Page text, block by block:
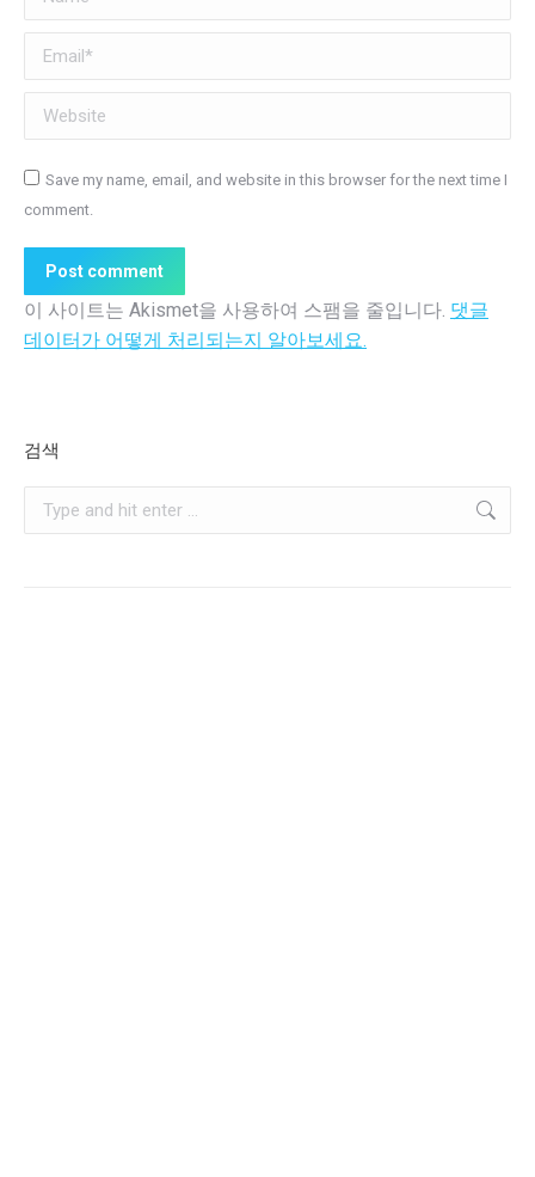
Email *
Website
Save my name, email, and website in this browser for the next time I
comment.
Post comment
이 사이트는 Akismet을 사용하여 스팸을 줄입니다. 댓글
데이터가 어떻게 처리되는지 알아보세요.
검색